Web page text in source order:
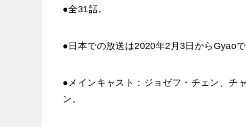
●全31話。
●日本での放送は2020年2月3日からGyaoで
●メインキャスト：ジョゼフ・チェン、チ
ン。